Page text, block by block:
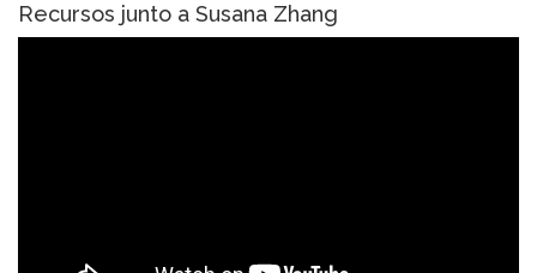
Recursos junto a Susana Zhang